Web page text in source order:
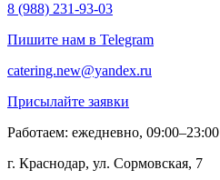
8 (988) 231-93-03
Пишите нам в Telegram
catering.new@yandex.ru
Присылайте заявки
Работаем: ежедневно, 09:00–23:00
г. Краснодар, ул. Сормовская, 7